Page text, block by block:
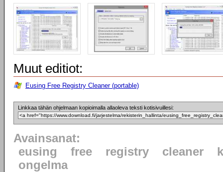
Muut editiot:
Eusing Free Registry Cleaner (portable)
Linkkaa tähän ohjelmaan kopioimalla allaoleva teksti kotisivuillesi:
Avainsanat:
eusing
free registry cleaner
ongelma